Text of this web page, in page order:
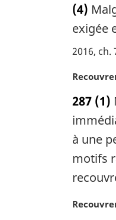
e
g
i
a
e
t
e
a
g
i
n
a
l
:
(4)
exigée
2016, ch.
N
t
e
a
r
i
n
287 (1)
à une
motifs
N